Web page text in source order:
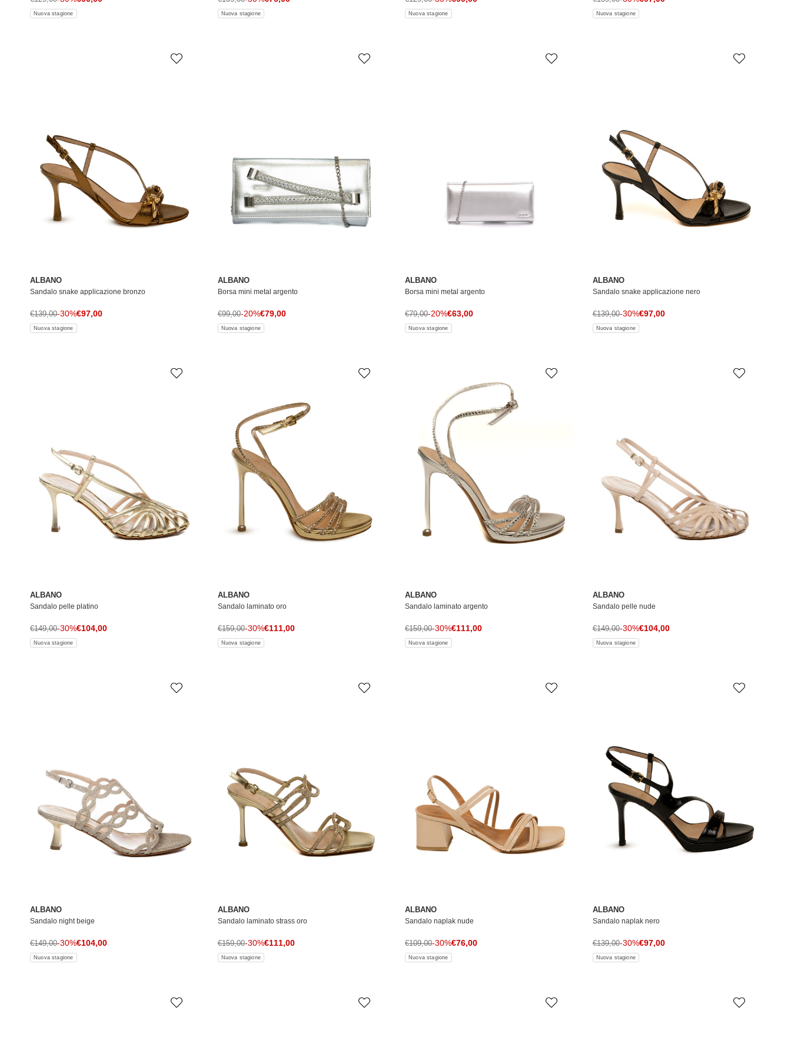
Nuova stagione Nuova stagione Nuova stagione Nuova stagione
ALBANO
Sandalo snake applicazione bronzo
Prezzo di vendita
€97,00
Prezzo normale
€139,00-30%
Nuova stagione
ALBANO
Borsa mini metal argento
Prezzo di vendita
€79,00
Prezzo normale
€99,00-20%
Nuova stagione
ALBANO
Borsa mini metal argento
Prezzo di vendita
€63,00
Prezzo normale
€79,00-20%
Nuova stagione
ALBANO
Sandalo snake applicazione nero
Prezzo di vendita
€97,00
Prezzo normale
€139,00-30%
Nuova stagione
ALBANO
Sandalo pelle platino
Prezzo di vendita
€104,00
Prezzo normale
€149,00-30%
Nuova stagione
ALBANO
Sandalo laminato oro
Prezzo di vendita
€111,00
Prezzo normale
€159,00-30%
Nuova stagione
ALBANO
Sandalo laminato argento
Prezzo di vendita
€111,00
Prezzo normale
€159,00-30%
Nuova stagione
ALBANO
Sandalo pelle nude
Prezzo di vendita
€104,00
Prezzo normale
€149,00-30%
Nuova stagione
ALBANO
Sandalo night beige
Prezzo di vendita
€104,00
Prezzo normale
€149,00-30%
Nuova stagione
ALBANO
Sandalo laminato strass oro
Prezzo di vendita
€111,00
Prezzo normale
€159,00-30%
Nuova stagione
ALBANO
Sandalo naplak nude
Prezzo di vendita
€76,00
Prezzo normale
€109,00-30%
Nuova stagione
ALBANO
Sandalo naplak nero
Prezzo di vendita
€97,00
Prezzo normale
€139,00-30%
Nuova stagione